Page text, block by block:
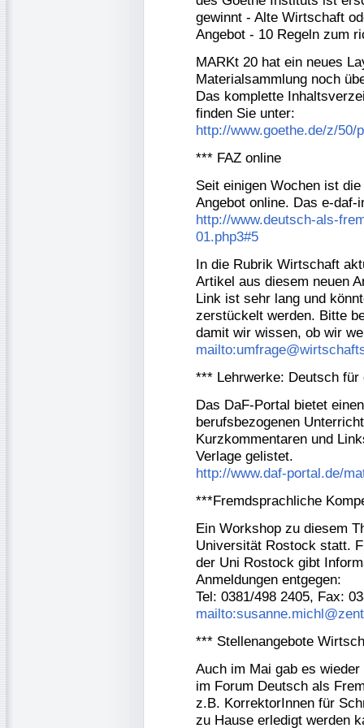
gewinnt - Alte Wirtschaft
Angebot - 10 Regeln zum
MARKt 20 hat ein neues
Materialsammlung noch
Das komplette
finden Sie unter:
http://www.goethe.de/z/50/
*** FAZ online
Seit einigen Wochen ist
Angebot online. Das e-daf-
http://www.deutsch-als-
01.php3#5
In die Rubrik Wirtschaft
Artikel aus diesem neuen
Link ist sehr lang und
zerstückelt werden. Bitte
damit wir wissen, ob wir
*** Lehrwerke: Deutsch für
Das DaF-Portal bietet
berufsbezogenen
Kurzkommentaren und
Verlage gelistet.
http://www.daf-portal.de/
***Fremdsprachliche
Ein Workshop zu diesem
Universität Rostock statt.
der Uni Rostock gibt
Anmeldungen entgegen:
Tel: 0381/498 2405, Fax:
*** Stellenangebote
Auch im Mai gab es
im Forum Deutsch als
z.B. KorrektorInnen für
zu Hause erledigt werden